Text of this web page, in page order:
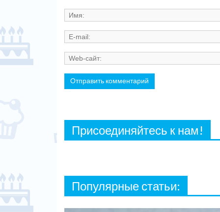
Присоединяйтесь к нам!
Популярные статьи: